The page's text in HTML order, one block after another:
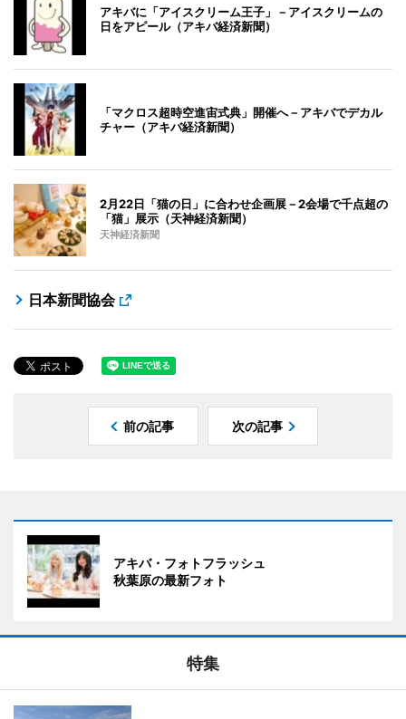
アキバに「アイスクリーム王子」－アイスクリームの
日をアピール（アキバ経済新聞）
「マクロス超時空進宙式典」開催へ－アキバでデカル
チャー（アキバ経済新聞）
2月22日「猫の日」に合わせ企画展－2会場で千点超の
「猫」展示（天神経済新聞）
天神経済新聞
日本新聞協会
前の記事 次の記事
アキバ・フォトフラッシュ
秋葉原の最新フォト
特集